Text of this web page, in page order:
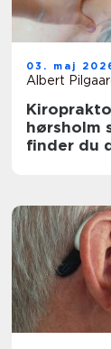
03. maj
Albert
hørsholm sådan
finder du